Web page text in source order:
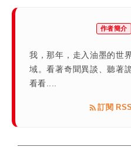
作者簡介
我，那年，走入油墨的世
域。看著奇聞異談、聽著
看看....
訂閱 RSS